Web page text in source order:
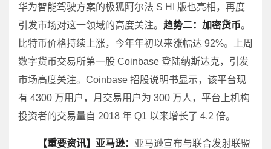
华为智能驾驶方案的极狐阿尔法 S HI 版也亮相，再度
引发市场对这一领域的高度关注。 趋势二： 加密货币。
比特币价格持续上涨，今年年初以来涨幅达 92%。上周
数字货币交易所第一股 Coinbase 登陆纳斯达克，引发
市场高度关注。Coinbase 招股说明书显示，该平台现
有 4300 万用户，月交易用户为 300 万人，平台上机构
投资者的交易量自 2018 年 Q1 以来增长了 4.2 倍。
【重要资讯】 亚马逊： 亚马逊宣布与联合发射联盟